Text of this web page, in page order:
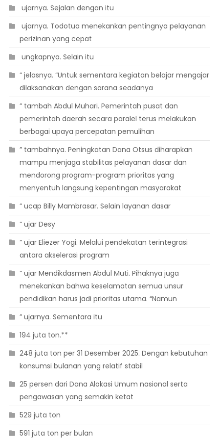
 ujarnya. Sejalan dengan itu
 ujarnya. Todotua menekankan pentingnya pelayanan
perizinan yang cepat
 ungkapnya. Selain itu
” jelasnya. “Untuk sementara kegiatan belajar mengajar
dilaksanakan dengan sarana seadanya
” tambah Abdul Muhari. Pemerintah pusat dan
pemerintah daerah secara paralel terus melakukan
berbagai upaya percepatan pemulihan
” tambahnya. Peningkatan Dana Otsus diharapkan
mampu menjaga stabilitas pelayanan dasar dan
mendorong program-program prioritas yang
menyentuh langsung kepentingan masyarakat
” ucap Billy Mambrasar. Selain layanan dasar
” ujar Desy
” ujar Eliezer Yogi. Melalui pendekatan terintegrasi
antara akselerasi program
” ujar Mendikdasmen Abdul Muti. Pihaknya juga
menekankan bahwa keselamatan semua unsur
pendidikan harus jadi prioritas utama. “Namun
” ujarnya. Sementara itu
194 juta ton.**
248 juta ton per 31 Desember 2025. Dengan kebutuhan
konsumsi bulanan yang relatif stabil
25 persen dari Dana Alokasi Umum nasional serta
pengawasan yang semakin ketat
529 juta ton
591 juta ton per bulan